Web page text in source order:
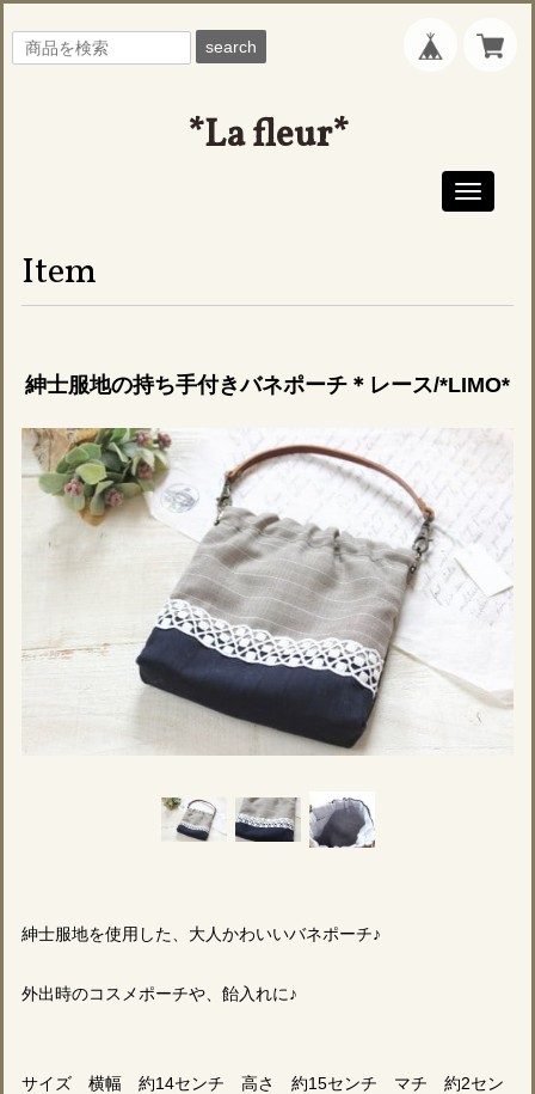
search
*La fleur*
Toggle
Item
紳士服地の持ち手付きバネポーチ＊レース/*LIMO*
紳士服地を使用した、大人かわいいバネポーチ♪
外出時のコスメポーチや、飴入れに♪
サイズ 横幅 約14センチ 高さ 約15センチ マチ 約2セン